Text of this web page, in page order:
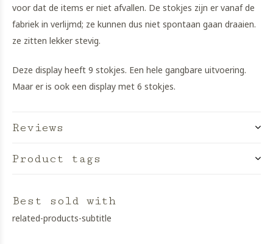
voor dat de items er niet afvallen. De stokjes zijn er vanaf de
fabriek in verlijmd; ze kunnen dus niet spontaan gaan draaien.
ze zitten lekker stevig.
Deze display heeft 9 stokjes. Een hele gangbare uitvoering.
Maar er is ook een display met 6 stokjes.
Reviews
Product tags
Best sold with
related-products-subtitle